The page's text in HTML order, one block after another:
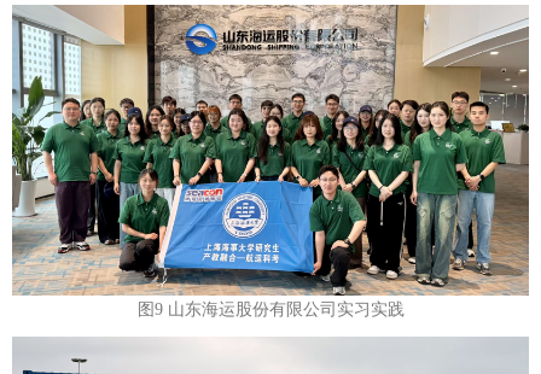
图9 山东海运股份有限公司实习实践